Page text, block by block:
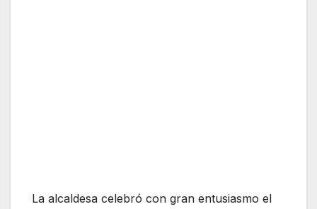
La alcaldesa celebró con gran entusiasmo el